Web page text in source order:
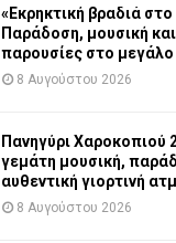
«Εκρηκτική βραδιά στο
Παράδοση, μουσική
παρουσίες στο μεγάλο
8 Αυγούστου 2026
Πανηγύρι Χαροκοπιού
γεμάτη μουσική,
αυθεντική γιορτινή
8 Αυγούστου 2026